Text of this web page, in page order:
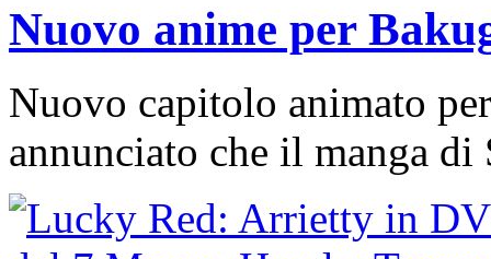
Nuovo anime per
Nuovo capitolo animato
annunciato che il manga